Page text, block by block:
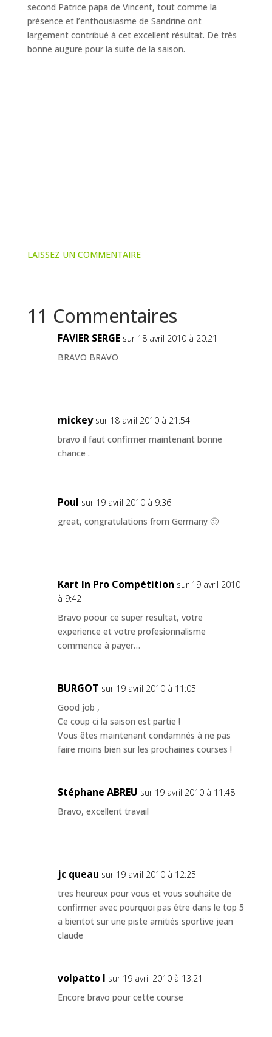
second Patrice papa de Vincent, tout comme la
présence et l’enthousiasme de Sandrine ont
largement contribué à cet excellent résultat. De très
bonne augure pour la suite de la saison.
LAISSEZ UN COMMENTAIRE
11 Commentaires
FAVIER SERGE sur 18 avril 2010 à 20:21
BRAVO BRAVO
mickey sur 18 avril 2010 à 21:54
bravo il faut confirmer maintenant bonne
chance .
Poul sur 19 avril 2010 à 9:36
great, congratulations from Germany 🙂
Kart In Pro Compétition sur 19 avril 2010
à 9:42
Bravo poour ce super resultat, votre
experience et votre profesionnalisme
commence à payer…
BURGOT sur 19 avril 2010 à 11:05
Good job ,
Ce coup ci la saison est partie !
Vous êtes maintenant condamnés à ne pas
faire moins bien sur les prochaines courses !
Stéphane ABREU sur 19 avril 2010 à 11:48
Bravo, excellent travail
jc queau sur 19 avril 2010 à 12:25
tres heureux pour vous et vous souhaite de
confirmer avec pourquoi pas étre dans le top 5
a bientot sur une piste amitiés sportive jean
claude
volpatto l sur 19 avril 2010 à 13:21
Encore bravo pour cette course